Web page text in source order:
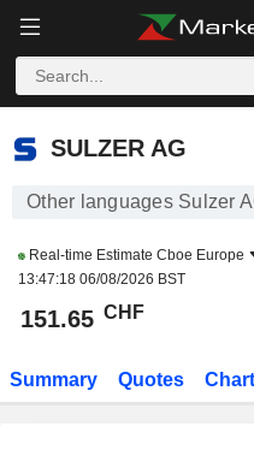
SULZER AG
SULZER AG
Other languages Sulzer
Real-time Estimate Cboe Europe
13:47:18 06/08/2026 BST
151.65 CHF
Summary Quotes